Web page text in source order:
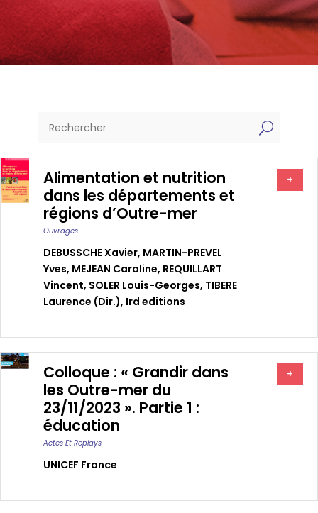
U
Alimentation et nutrition
dans les départements et
régions d’Outre-mer
Ouvrages
DEBUSSCHE Xavier, MARTIN-PREVEL
Yves, MEJEAN Caroline, REQUILLART
Vincent, SOLER Louis-Georges, TIBERE
Laurence (dir.), Ird editions
+
Colloque : « Grandir dans
les Outre-mer du
23/11/2023 ». Partie 1 :
éducation
Actes Et Replays
UNICEF France
+